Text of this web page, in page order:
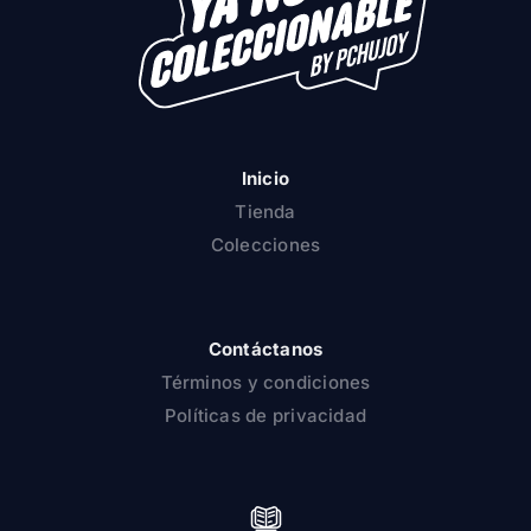
Inicio
Tienda
Colecciones
Contáctanos
Términos y condiciones
Políticas de privacidad